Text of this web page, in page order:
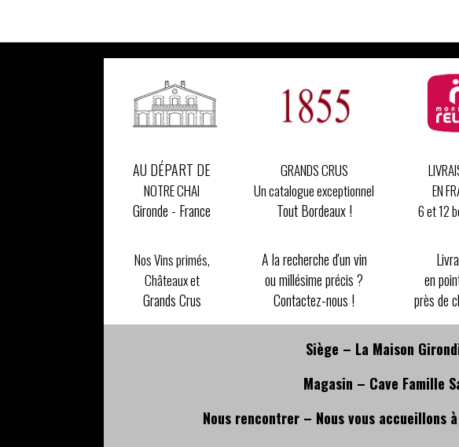
AU DÉPART DE
NOTRE CHAI
Gironde - France
Nos Vins primés,
Châteaux et
Grands Crus
GRANDS CRUS
Un catalogue exceptionnel
Tout Bordeaux !
A la recherche d'un vin
ou millésime précis ?
Contactez-nous !
EN
6 et 12
en
près de
Siège – La Maison
Magasin – Cave Famille
Nous rencontrer – Nous vous accueillons